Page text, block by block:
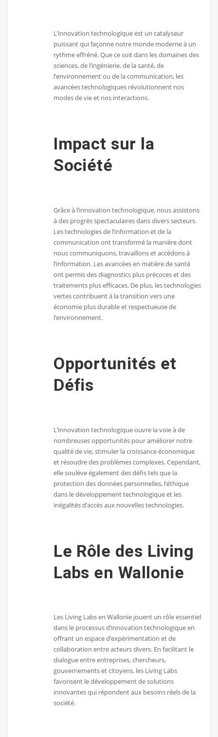
L’innovation technologique est un catalyseur
puissant qui façonne notre monde moderne à un
rythme effréné. Que ce soit dans les domaines des
sciences, de l’ingénierie, de la santé, de
l’environnement ou de la communication, les
avancées technologiques révolutionnent nos
modes de vie et nos interactions.
Impact sur la
Société
Grâce à l’innovation technologique, nous assistons
à des progrès spectaculaires dans divers secteurs.
Les technologies de l’information et de la
communication ont transformé la manière dont
nous communiquons, travaillons et accédons à
l’information. Les avancées en matière de santé
ont permis des diagnostics plus précoces et des
traitements plus efficaces. De plus, les technologies
vertes contribuent à la transition vers une
économie plus durable et respectueuse de
l’environnement.
Opportunités et
Défis
L’innovation technologique ouvre la voie à de
nombreuses opportunités pour améliorer notre
qualité de vie, stimuler la croissance économique
et résoudre des problèmes complexes. Cependant,
elle soulève également des défis tels que la
protection des données personnelles, l’éthique
dans le développement technologique et les
inégalités d’accès aux nouvelles technologies.
Le Rôle des Living
Labs en Wallonie
Les Living Labs en Wallonie jouent un rôle essentiel
dans le processus d’innovation technologique en
offrant un espace d’expérimentation et de
collaboration entre acteurs divers. En facilitant le
dialogue entre entreprises, chercheurs,
gouvernements et citoyens, les Living Labs
favorisent le développement de solutions
innovantes qui répondent aux besoins réels de la
société.